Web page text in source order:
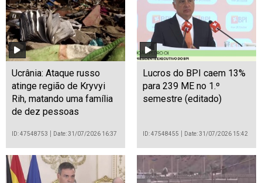
Ucrânia: Ataque russo
atinge região de Kryvyi
Rih, matando uma família
de dez pessoas
ID: 47548753 Date: 31/07/2026 16:37
Lucros do BPI caem 13%
para 239 ME no 1.º
semestre (editado)
ID: 47548455 Date: 31/07/2026 15:42